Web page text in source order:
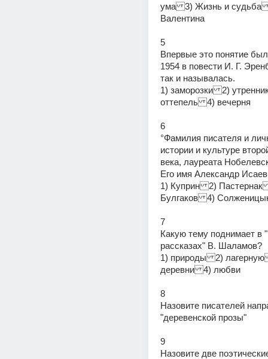
ума3) Жизнь и судьба
Валентина
5
Впервые это понятие
1954 в повести И. Г.
так и называлась.
1) заморозки2)
оттепель4) вечерня
6
°Фамилия писателя и
истории и культуре
века, лауреата
Его имя Александр
1) Куприн2) Пастернак
Булгаков4)
7
Какую тему поднимает в
рассказах" В. Шаламов?
1) природы2)
деревни4) любви
8
Назовите писателей
"деревенской прозы"
9
Назовите две